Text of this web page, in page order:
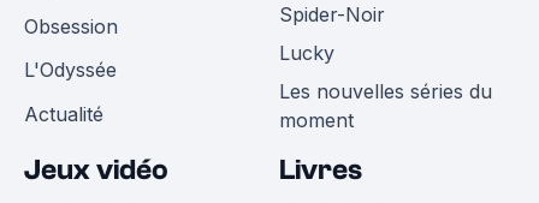
Obsession
L'Odyssée
Actualité
Spider-Noir
Lucky
Les nouvelles séries du
moment
Jeux vidéo Livres